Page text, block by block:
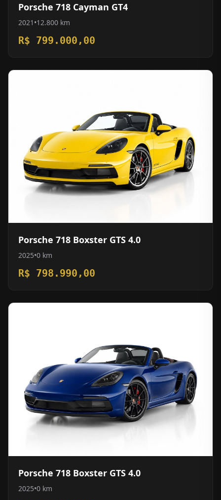
Porsche 718 Cayman GT4
2021 •12.800 km
R$ 799.000,00
Porsche 718 Boxster GTS 4.0
2025•0 km
R$ 798.990,00
Porsche 718 Boxster GTS 4.0
2025•0 km